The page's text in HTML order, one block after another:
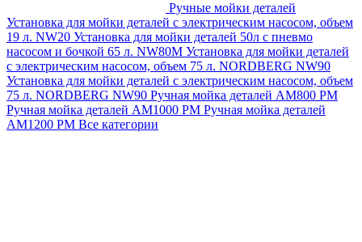
Ручные мойки деталей
Установка для мойки деталей с электрическим насосом, объем
19 л. NW20 Установка для мойки деталей 50л с пневмо
насосом и бочкой 65 л. NW80M Установка для мойки деталей
с электрическим насосом, объем 75 л. NORDBERG NW90
Установка для мойки деталей с электрическим насосом, объем
75 л. NORDBERG NW90 Ручная мойка деталей АМ800 РМ
Ручная мойка деталей АМ1000 РМ Ручная мойка деталей
АМ1200 РМ Все категории